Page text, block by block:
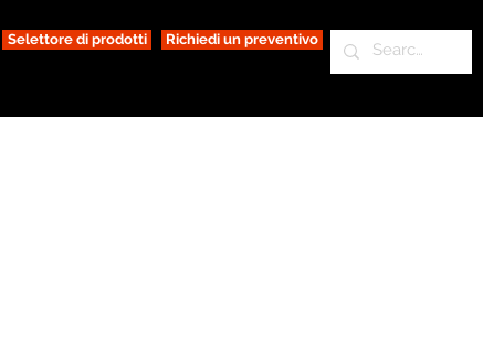
Selettore di prodotti Richiedi un preventivo